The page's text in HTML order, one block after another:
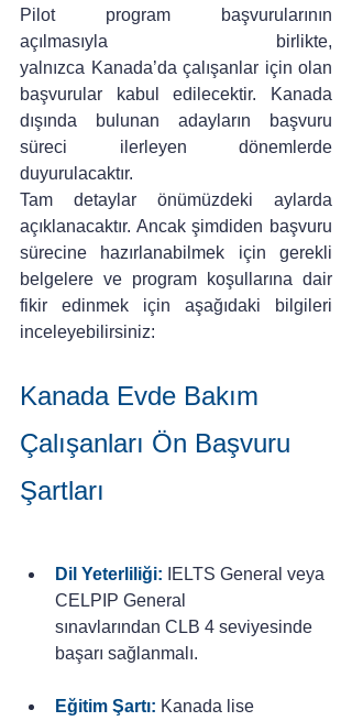
Pilot program başvurularının
açılmasıyla birlikte,
yalnızca Kanada’da çalışanlar için olan
başvurular kabul edilecektir. Kanada
dışında bulunan adayların başvuru
süreci ilerleyen dönemlerde
duyurulacaktır.
Tam detaylar önümüzdeki aylarda
açıklanacaktır. Ancak şimdiden başvuru
sürecine hazırlanabilmek için gerekli
belgelere ve program koşullarına dair
fikir edinmek için aşağıdaki bilgileri
inceleyebilirsiniz:
Kanada Evde Bakım
Çalışanları Ön Başvuru
Şartları
Dil Yeterliliği:
IELTS General veya
CELPIP General
sınavlarından CLB 4 seviyesinde
başarı sağlanmalı.
Eğitim Şartı: Kanada lise